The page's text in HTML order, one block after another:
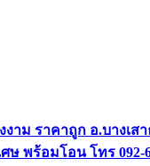
าม ราคาถูก อ.บางเส
ษ พร้อมโอน โทร 092-